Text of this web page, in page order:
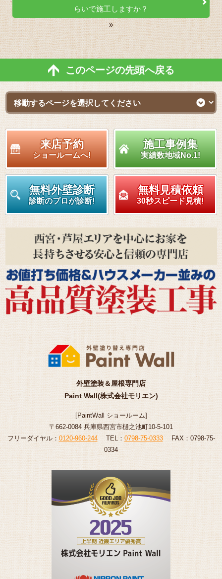
らいで施工しますか？
»
このページの先頭へ戻る
来店予約
ショールームへ!
施工事例集
実績数地域No.1!
無料外壁診断
診断のプロが診断!
無料見積依頼
30秒スピード見積!
外壁塗装＆屋根専門店
Paint Wall(株式会社モリエン)
[PaintWall ショールーム]
〒662-0084 兵庫県西宮市樋之池町10-5-101
フリーダイヤル：0120-960-244TEL： 0798-75-0333FAX：0798-75-
0334